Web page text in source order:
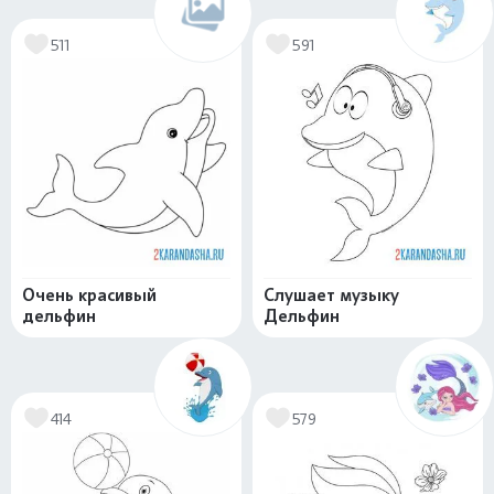
511
Очень красивый
дельфин
591
Слушает музыку
Дельфин
414 579